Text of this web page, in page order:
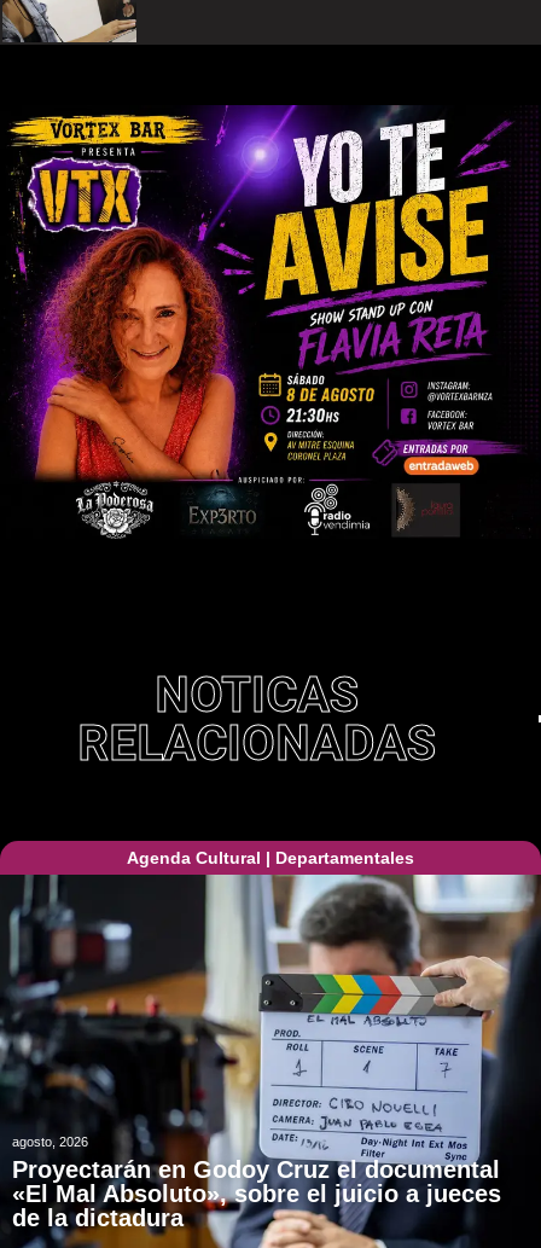
NOTICAS
RELACIONADAS
Agenda Cultural | Departamentales
agosto, 2026
Proyectarán en Godoy Cruz el documental
«El Mal Absoluto», sobre el juicio a jueces
de la dictadura